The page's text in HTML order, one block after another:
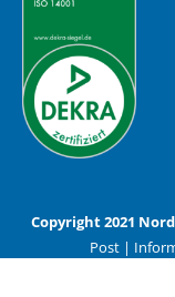
Copyright 2021
Post |